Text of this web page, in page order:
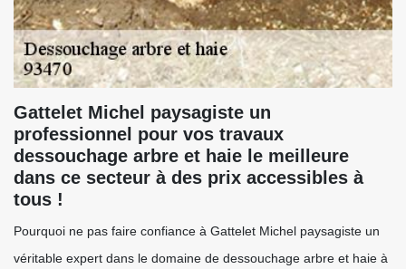
Gattelet Michel paysagiste un
professionnel pour vos travaux
dessouchage arbre et haie le meilleure
dans ce secteur à des prix accessibles à
tous !
Pourquoi ne pas faire confiance à Gattelet Michel paysagiste un
véritable expert dans le domaine de dessouchage arbre et haie à